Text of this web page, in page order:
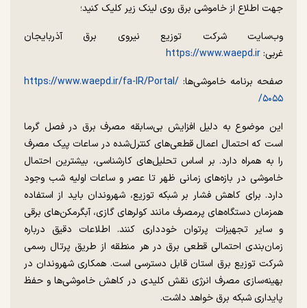
جهت اطلاع از خاموشی برق روی لینک زیر کلیک کنید؛
وب‌سایت شرکت توزیع نیروی برق آذربایجان
غربی:https://www.waepd.ir
صفحه برنامه خاموشی‌ها: https://www.waepd.ir/fa-IR/Portal/
۵۰۵۵/
این موضوع به دلیل افزایش بی‌سابقه مصرف برق در فصل گرما
است که احتمال اعمال قطعی‌های کنترل‌شده در ساعات پیک مصرف
را به همراه دارد. بر اساس تحلیل‌های کارشناسی، بیشترین احتمال
خاموشی در بازه‌های زمانی ظهر تا عصر و ساعات اولیه شب وجود
دارد. برای کاهش فشار بر شبکه توزیع، شهروندان باید از استفاده
همزمان دستگاه‌های پرمصرف مانند کولرهای گازی، آبگرمکن‌های برقی
و سایر تجهیزات پرتوان خودداری کنند. اطلاعات دقیق درباره
زمان‌بندی احتمالی قطعی برق در هر منطقه از طریق پرتال رسمی
شرکت توزیع برق استان قابل دسترسی است. همکاری شهروندان در
بهینه‌سازی مصرف انرژی نقش کلیدی در کاهش خاموشی‌ها و حفظ
پایداری شبکه برق خواهد داشت.